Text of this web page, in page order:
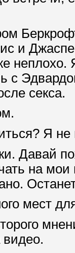
и
с
секса.
Я
Давай
на
мест
видео.